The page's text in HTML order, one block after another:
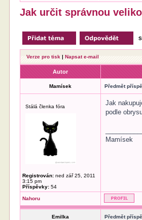
Jak určit správnou
Verze pro tisk |Napsat e-mail
Autor
Mamísek Předmět
Stálá členka fóra
Registrován: ned zář 25, 2011
3:15 pm
Příspěvky: 54
Jak
podle
Mamísek
Nahoru
Emilka Předmět